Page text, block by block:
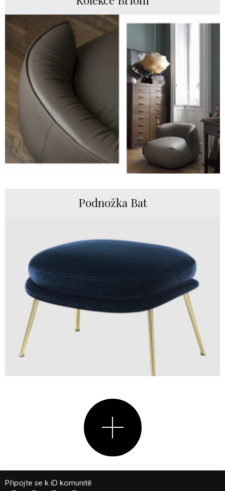
Podnožka Bat
Připojte se k iD komunitě